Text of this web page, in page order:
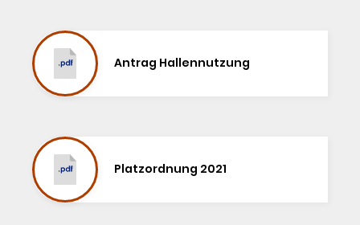
Antrag Hallennutzung
Platzordnung 2021